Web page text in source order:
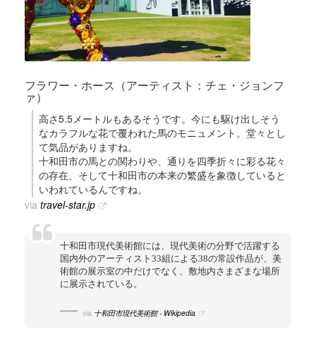
フラワー・ホース（アーティスト：チェ・ジョンフ
ァ）
高さ5.5メートルもあるそうです。今にも駆け出しそう
なカラフルな花で覆われた馬のモニュメント。堂々とし
て気品がありますね。
十和田市の馬との関わりや、通りを四季折々に彩る花々
の存在、そして十和田市の本来の繁盛を象徴していると
いわれているんですね。
via travel-star.jp
十和田市現代美術館には、現代美術の分野で活躍する
国内外のアーティスト33組による38の常設作品が、美
術館の展示室の中だけでなく、敷地内さまざまな場所
に展示されている。
via 十和田市現代美術館 - Wikipedia